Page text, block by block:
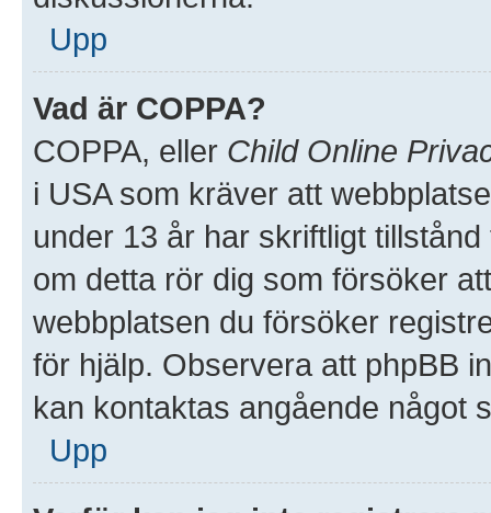
Upp
Vad är COPPA?
COPPA, eller Child Online
i USA som kräver att
under 13 år har skriftligt
om detta rör dig som försöker
webbplatsen du försöker
för hjälp. Observera att phpBB
kan kontaktas angående något
Upp